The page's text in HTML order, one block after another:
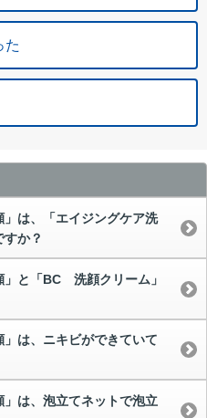
た
」は、「エイジングケア洗
か？
」と「BC 洗顔クリーム」
」は、ニキビができていて
」は、泡立てネットで泡立